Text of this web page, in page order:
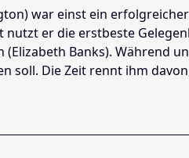
war einst ein
nutzt er die erstbeste
(Elizabeth Banks). Während
soll. Die Zeit rennt ihm